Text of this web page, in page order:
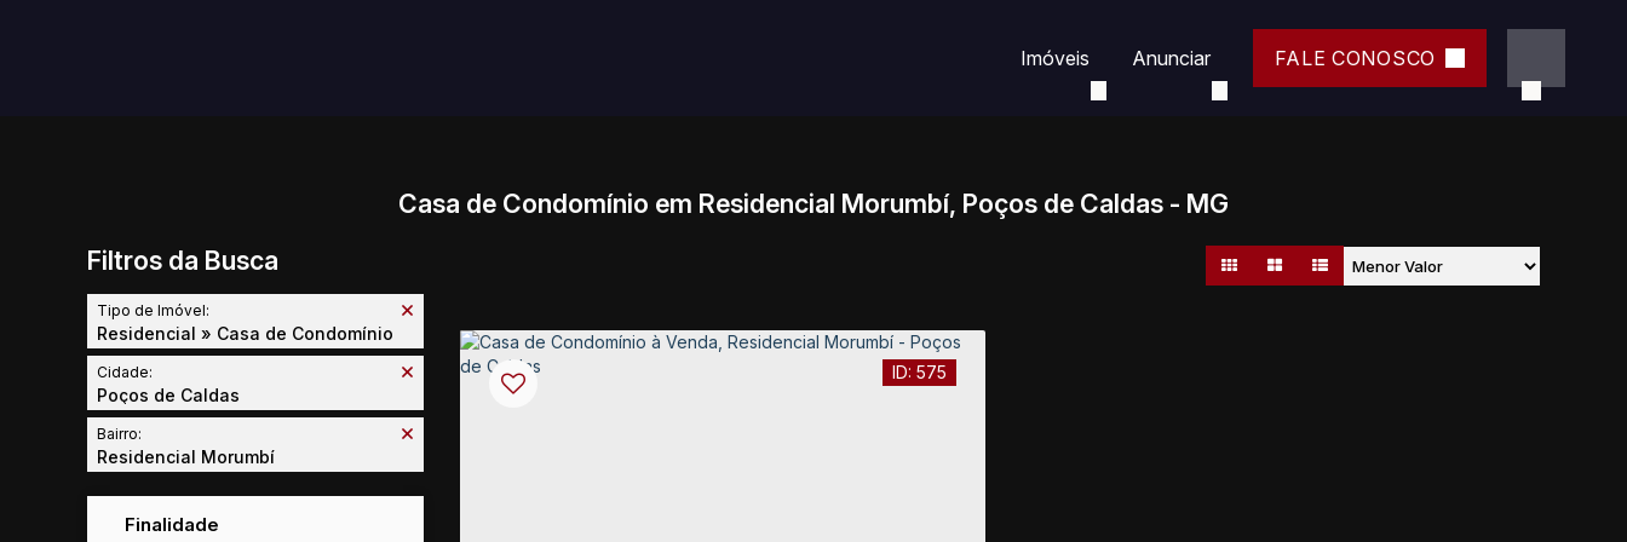
FALE CONOSCO
Anunciar
Imóveis
Casa de Condomínio em Residencial Morumbí, Poços de Caldas - MG
Filtros da Busca
Tipo de Imóvel:
Residencial » Casa de Condomínio
Cidade:
Poços de Caldas
Bairro:
Residencial Morumbí
Finalidade
575